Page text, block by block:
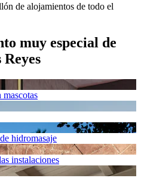
de alojamientos de todo el
muy especial de
Reyes
mascotas
hidromasaje
instalaciones